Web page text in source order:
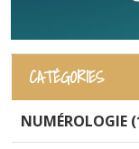
CATÉGORIES
NUMÉROLOGIE